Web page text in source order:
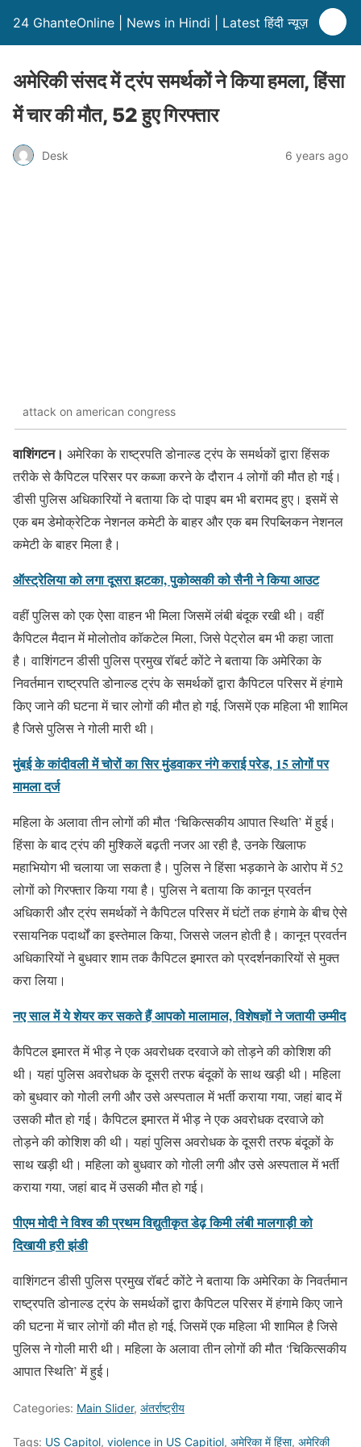
24 GhanteOnline | News in Hindi | Latest हिंदी न्यूज़
अमेरिकी संसद में ट्रंप समर्थकों ने किया हमला, हिंसा
में चार की मौत, 52 हुए गिरफ्तार
Desk 6 years ago
attack on american congress
वाशिंगटन। अमेरिका के राष्ट्रपति डोनाल्ड ट्रंप के समर्थकों द्वारा हिंसक
तरीके से कैपिटल परिसर पर कब्जा करने के दौरान 4 लोगों की मौत हो गई।
डीसी पुलिस अधिकारियों ने बताया कि दो पाइप बम भी बरामद हुए। इसमें से
एक बम डेमोक्रेटिक नेशनल कमेटी के बाहर और एक बम रिपब्लिकन नेशनल
कमेटी के बाहर मिला है।
ऑस्ट्रेलिया को लगा दूसरा झटका, पुकोव्सकी को सैनी ने किया आउट
वहीं पुलिस को एक ऐसा वाहन भी मिला जिसमें लंबी बंदूक रखी थी। वहीं
कैपिटल मैदान में मोलोतोव कॉकटेल मिला, जिसे पेट्रोल बम भी कहा जाता
है। वाशिंगटन डीसी पुलिस प्रमुख रॉबर्ट कोंटे ने बताया कि अमेरिका के
निवर्तमान राष्ट्रपति डोनाल्ड ट्रंप के समर्थकों द्वारा कैपिटल परिसर में हंगामे
किए जाने की घटना में चार लोगों की मौत हो गई, जिसमें एक महिला भी शामिल
है जिसे पुलिस ने गोली मारी थी।
मुंबई के कांदीवली में चोरों का सिर मुंडवाकर नंगे कराई परेड, 15 लोगों पर
मामला दर्ज
महिला के अलावा तीन लोगों की मौत ‘चिकित्सकीय आपात स्थिति’ में हुई।
हिंसा के बाद ट्रंप की मुश्किलें बढ़ती नजर आ रही है, उनके खिलाफ
महाभियोग भी चलाया जा सकता है। पुलिस ने हिंसा भड़काने के आरोप में 52
लोगों को गिरफ्‍तार किया गया है। पुलिस ने बताया कि कानून प्रवर्तन
अधिकारी और ट्रंप समर्थकों ने कैपिटल परिसर में घंटों तक हंगामे के बीच ऐसे
रसायनिक पदार्थों का इस्तेमाल किया, जिससे जलन होती है। कानून प्रवर्तन
अधिकारियों ने बुधवार शाम तक कैपिटल इमारत को प्रदर्शनकारियों से मुक्त
करा लिया।
नए साल में ये शेयर कर सकते हैं आपको मालामाल, विशेषज्ञों ने जतायी उम्मीद
कैपिटल इमारत में भीड़ ने एक अवरोधक दरवाजे को तोड़ने की कोशिश की
थी। यहां पुलिस अवरोधक के दूसरी तरफ बंदूकों के साथ खड़ी थी। महिला
को बुधवार को गोली लगी और उसे अस्पताल में भर्ती कराया गया, जहां बाद में
उसकी मौत हो गई। कैपिटल इमारत में भीड़ ने एक अवरोधक दरवाजे को
तोड़ने की कोशिश की थी। यहां पुलिस अवरोधक के दूसरी तरफ बंदूकों के
साथ खड़ी थी। महिला को बुधवार को गोली लगी और उसे अस्पताल में भर्ती
कराया गया, जहां बाद में उसकी मौत हो गई।
पीएम मोदी ने विश्व की प्रथम विद्युतीकृत डेढ़ किमी लंबी मालगाड़ी को
दिखायी हरी झंडी
वाशिंगटन डीसी पुलिस प्रमुख रॉबर्ट कोंटे ने बताया कि अमेरिका के निवर्तमान
राष्ट्रपति डोनाल्ड ट्रंप के समर्थकों द्वारा कैपिटल परिसर में हंगामे किए जाने
की घटना में चार लोगों की मौत हो गई, जिसमें एक महिला भी शामिल है जिसे
पुलिस ने गोली मारी थी। महिला के अलावा तीन लोगों की मौत ‘चिकित्सकीय
आपात स्थिति’ में हुई।
Categories: Main Slider, अंतर्राष्ट्रीय
Tags: US Capitol, violence in US Capitiol, अमेरिका में हिंसा, अमेरिकी